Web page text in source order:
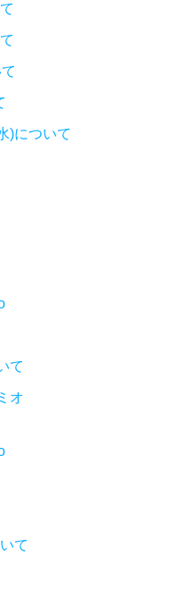
)について
て
オ
て